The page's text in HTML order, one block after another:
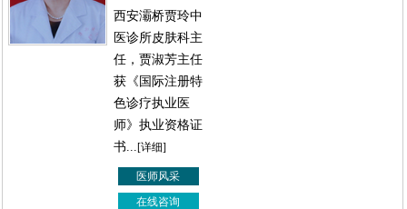
西安灞桥贾玲中
医诊所皮肤科主
任，贾淑芳主任
获《国际注册特
色诊疗执业医
师》执业资格证
书... [详细]
医师风采
在线咨询